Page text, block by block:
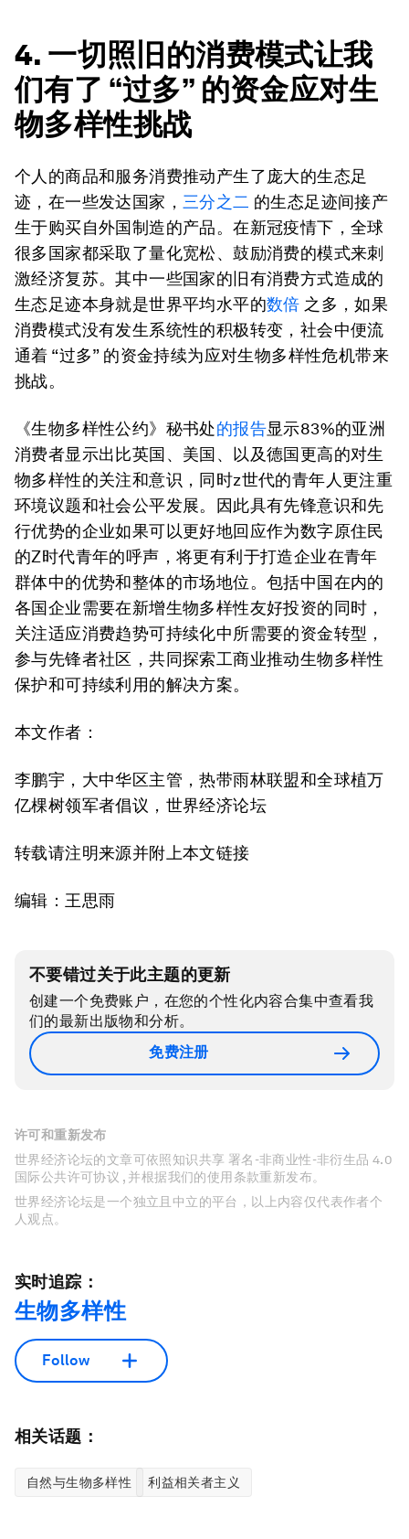
4. 一切照旧的消费模式让我
们有了 “过多” 的资金应对生
物多样性挑战
个人的商品和服务消费推动产生了庞大的生态足
迹，在一些发达国家， 三分之二 的生态足迹间接产
生于购买自外国制造的产品。在新冠疫情下，全球
很多国家都采取了量化宽松、鼓励消费的模式来刺
激经济复苏。其中一些国家的旧有消费方式造成的
生态足迹本身就是世界平均水平的数倍 之多，如果
消费模式没有发生系统性的积极转变，社会中便流
通着 “过多” 的资金持续为应对生物多样性危机带来
挑战。
《生物多样性公约》秘书处的报告显示83%的亚洲
消费者显示出比英国、美国、以及德国更高的对生
物多样性的关注和意识，同时z世代的青年人更注重
环境议题和社会公平发展。因此具有先锋意识和先
行优势的企业如果可以更好地回应作为数字原住民
的Z时代青年的呼声，将更有利于打造企业在青年
群体中的优势和整体的市场地位。包括中国在内的
各国企业需要在新增生物多样性友好投资的同时，
关注适应消费趋势可持续化中所需要的资金转型，
参与先锋者社区，共同探索工商业推动生物多样性
保护和可持续利用的解决方案。
本文作者：
李鹏宇，大中华区主管，热带雨林联盟和全球植万
亿棵树领军者倡议，世界经济论坛
转载请注明来源并附上本文链接
编辑：王思雨
不要错过关于此主题的更新
创建一个免费账户，在您的个性化内容合集中查看我
们的最新出版物和分析。
免费注册
许可和重新发布
世界经济论坛的文章可依照知识共享 署名-非商业性-非衍生品 4.0
国际公共许可协议 , 并根据我们的使用条款重新发布。
世界经济论坛是一个独立且中立的平台，以上内容仅代表作者个
人观点。
实时追踪：
生物多样性
Follow
相关话题：
自然与生物多样性 利益相关者主义